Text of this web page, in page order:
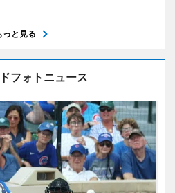
っと見る
フォトニュース